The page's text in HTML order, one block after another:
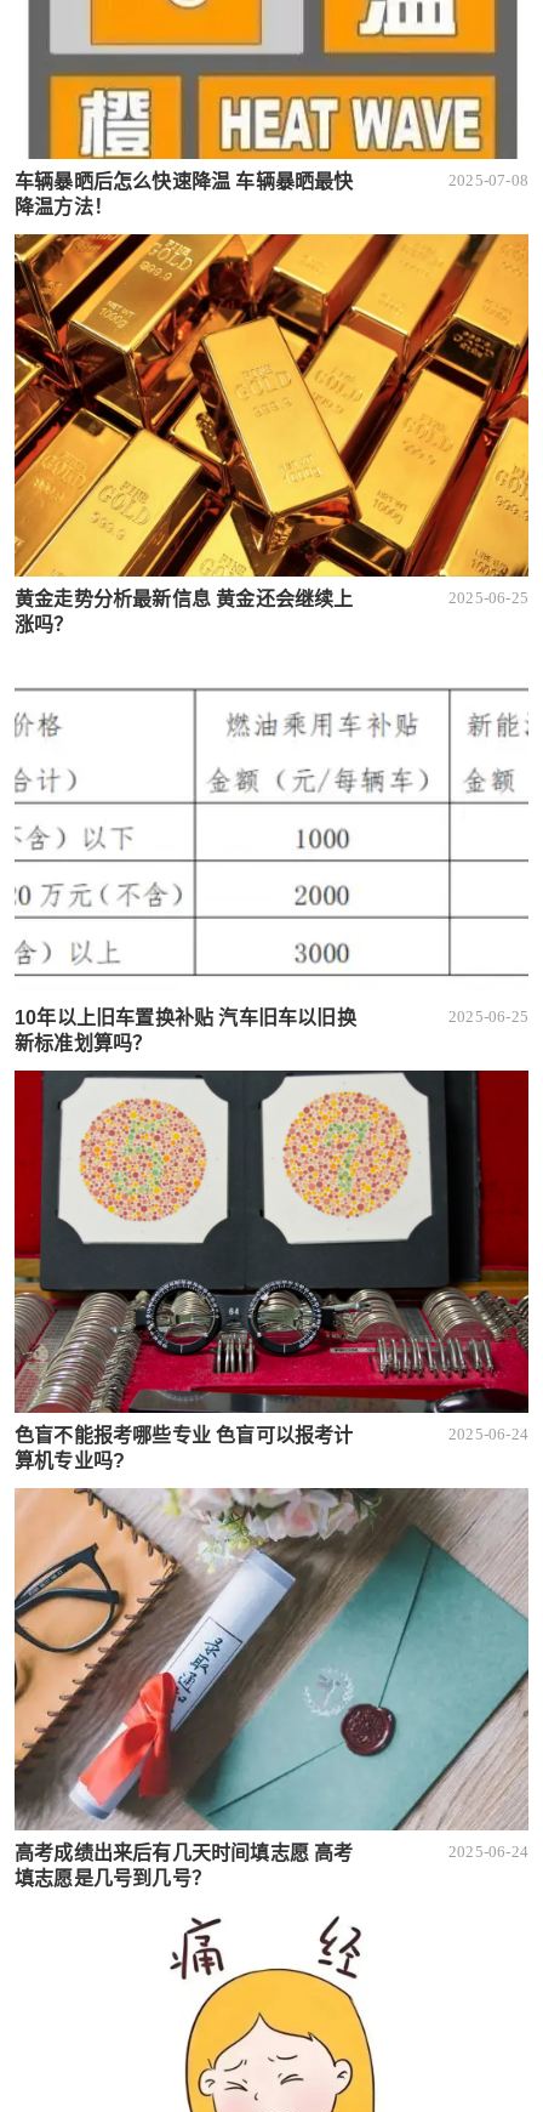
车辆暴晒后怎么快速降温 车辆暴晒最快
降温方法！
2025-07-08
黄金走势分析最新信息 黄金还会继续上
涨吗？
2025-06-25
10年以上旧车置换补贴 汽车旧车以旧换
新标准划算吗？
2025-06-25
色盲不能报考哪些专业 色盲可以报考计
算机专业吗?
2025-06-24
高考成绩出来后有几天时间填志愿 高考
填志愿是几号到几号？
2025-06-24